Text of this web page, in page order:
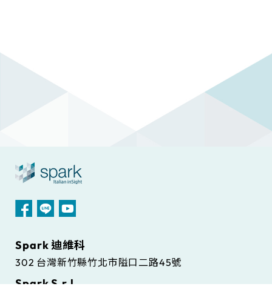
Spark 迪維科
302 台灣新竹縣竹北市隘口二路45號
Spark S.r.l